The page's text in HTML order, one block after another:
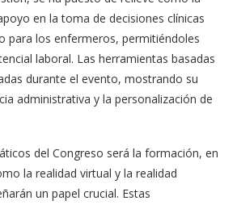
en la toma de decisiones clínicas
para los enfermeros, permitiéndoles
laboral. Las herramientas basadas
durante el evento, mostrando su
administrativa y la personalización de
del Congreso será la formación, en
la realidad virtual y la realidad
un papel crucial. Estas